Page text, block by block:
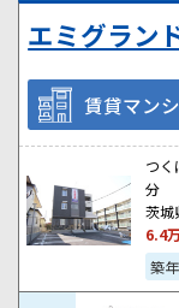
エミグラン
賃貸マン
つく
分
茨城
6.4
築